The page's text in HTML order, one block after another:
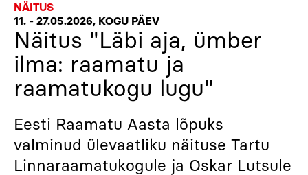
NÄITUS
11. - 27.05.2026, KOGU PÄEV
Näitus "Läbi aja, ümber
ilma: raamatu ja
raamatukogu lugu"
Eesti Raamatu Aasta lõpuks
valminud ülevaatliku näituse Tartu
Linnaraamatukogule ja Oskar Lutsule